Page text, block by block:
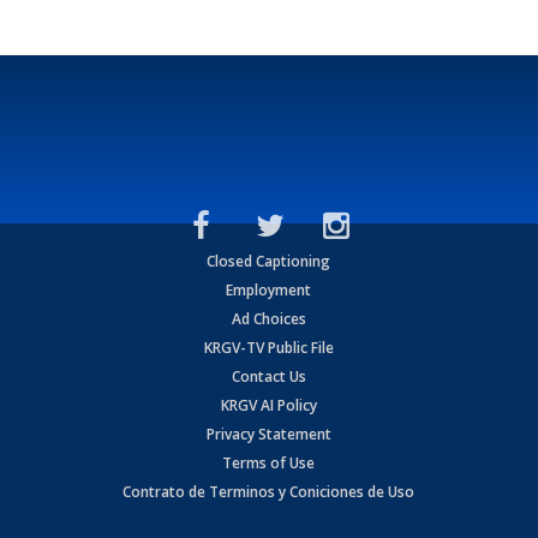
Closed Captioning
Employment
Ad Choices
KRGV-TV Public File
Contact Us
KRGV AI Policy
Privacy Statement
Terms of Use
Contrato de Terminos y Coniciones de Uso